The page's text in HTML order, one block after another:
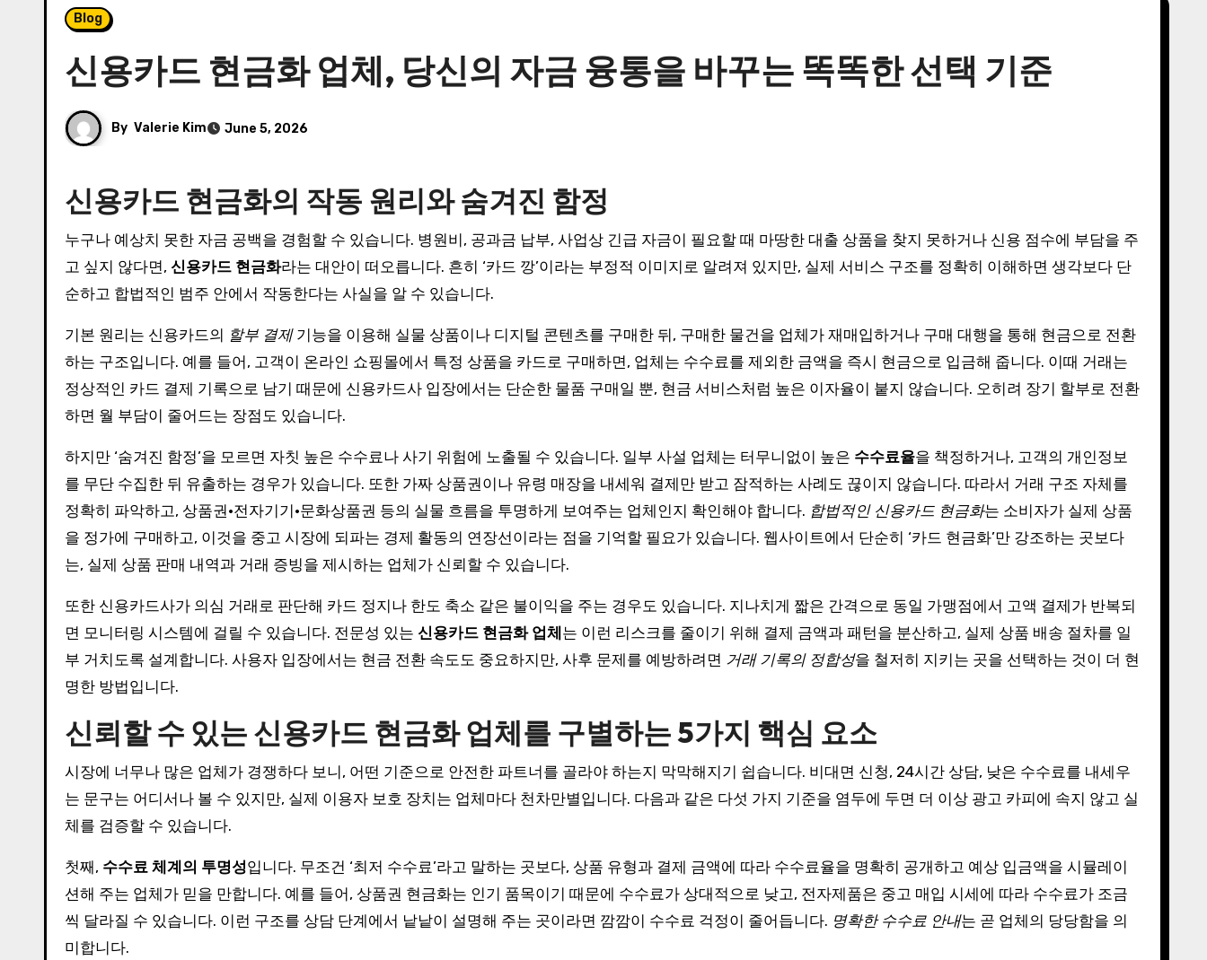
Blog
신용카드 현금화 업체, 당신의 자금 융통을 바꾸는 똑똑한 선택 기준
By Valerie Kim June 5, 2026
신용카드 현금화의 작동 원리와 숨겨진 함정
누구나 예상치 못한 자금 공백을 경험할 수 있습니다. 병원비, 공과금 납부, 사업상 긴급 자금이 필요할 때 마땅한 대출 상품을 찾지 못하거나 신용 점수에 부담을 주
고 싶지 않다면, 신용카드 현금화라는 대안이 떠오릅니다. 흔히 ‘카드 깡’이라는 부정적 이미지로 알려져 있지만, 실제 서비스 구조를 정확히 이해하면 생각보다 단
순하고 합법적인 범주 안에서 작동한다는 사실을 알 수 있습니다.
기본 원리는 신용카드의 할부 결제기능을 이용해 실물 상품이나 디지털 콘텐츠를 구매한 뒤, 구매한 물건을 업체가 재매입하거나 구매 대행을 통해 현금으로 전환
하는 구조입니다. 예를 들어, 고객이 온라인 쇼핑몰에서 특정 상품을 카드로 구매하면, 업체는 수수료를 제외한 금액을 즉시 현금으로 입금해 줍니다. 이때 거래는
정상적인 카드 결제 기록으로 남기 때문에 신용카드사 입장에서는 단순한 물품 구매일 뿐, 현금 서비스처럼 높은 이자율이 붙지 않습니다. 오히려 장기 할부로 전환
하면 월 부담이 줄어드는 장점도 있습니다.
하지만 ‘숨겨진 함정’을 모르면 자칫 높은 수수료나 사기 위험에 노출될 수 있습니다. 일부 사설 업체는 터무니없이 높은 수수료율을 책정하거나, 고객의 개인정보
를 무단 수집한 뒤 유출하는 경우가 있습니다. 또한 가짜 상품권이나 유령 매장을 내세워 결제만 받고 잠적하는 사례도 끊이지 않습니다. 따라서 거래 구조 자체를
정확히 파악하고, 상품권·전자기기·문화상품권 등의 실물 흐름을 투명하게 보여주는 업체인지 확인해야 합니다. 합법적인 신용카드 현금화는 소비자가 실제 상품
을 정가에 구매하고, 이것을 중고 시장에 되파는 경제 활동의 연장선이라는 점을 기억할 필요가 있습니다. 웹사이트에서 단순히 ‘카드 현금화’만 강조하는 곳보다
는, 실제 상품 판매 내역과 거래 증빙을 제시하는 업체가 신뢰할 수 있습니다.
또한 신용카드사가 의심 거래로 판단해 카드 정지나 한도 축소 같은 불이익을 주는 경우도 있습니다. 지나치게 짧은 간격으로 동일 가맹점에서 고액 결제가 반복되
면 모니터링 시스템에 걸릴 수 있습니다. 전문성 있는 신용카드 현금화 업체 는 이런 리스크를 줄이기 위해 결제 금액과 패턴을 분산하고, 실제 상품 배송 절차를 일
부 거치도록 설계합니다. 사용자 입장에서는 현금 전환 속도도 중요하지만, 사후 문제를 예방하려면 거래 기록의 정합성을 철저히 지키는 곳을 선택하는 것이 더 현
명한 방법입니다.
신뢰할 수 있는 신용카드 현금화 업체를 구별하는 5가지 핵심 요소
시장에 너무나 많은 업체가 경쟁하다 보니, 어떤 기준으로 안전한 파트너를 골라야 하는지 막막해지기 쉽습니다. 비대면 신청, 24시간 상담, 낮은 수수료를 내세우
는 문구는 어디서나 볼 수 있지만, 실제 이용자 보호 장치는 업체마다 천차만별입니다. 다음과 같은 다섯 가지 기준을 염두에 두면 더 이상 광고 카피에 속지 않고 실
체를 검증할 수 있습니다.
첫째, 수수료 체계의 투명성입니다. 무조건 ‘최저 수수료’라고 말하는 곳보다, 상품 유형과 결제 금액에 따라 수수료율을 명확히 공개하고 예상 입금액을 시뮬레이
션해 주는 업체가 믿을 만합니다. 예를 들어, 상품권 현금화는 인기 품목이기 때문에 수수료가 상대적으로 낮고, 전자제품은 중고 매입 시세에 따라 수수료가 조금
씩 달라질 수 있습니다. 이런 구조를 상담 단계에서 낱낱이 설명해 주는 곳이라면 깜깜이 수수료 걱정이 줄어듭니다. 명확한 수수료 안내는 곧 업체의 당당함을 의
미합니다.